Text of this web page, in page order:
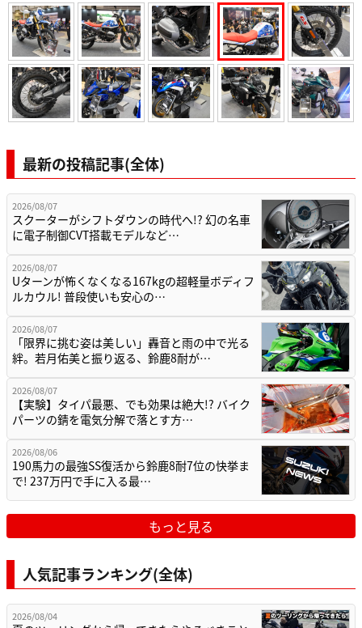
最新の投稿記事(全体)
2026/08/07
スクーターがシフトダウンの時代へ!? 幻の名車
に電子制御CVT搭載モデルなど…
2026/08/07
Uターンが怖くなくなる167kgの超軽量ボディフ
ルカウル! 普段使いも安心の…
2026/08/07
「限界に挑む姿は美しい」轟音と雨の中で光る
絆。若月佑美と振り返る、鈴鹿8耐が…
2026/08/07
【実験】タイパ最悪、でも効果は絶大!? バイク
パーツの錆を電気分解で落とす方…
2026/08/06
190馬力の最強SS復活から鈴鹿8耐7位の快挙ま
で! 237万円で手に入る最…
もっと見る
人気記事ランキング(全体)
2026/08/04